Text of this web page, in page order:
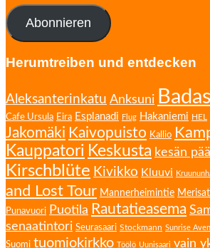
Adresse
Abonnieren
Herumtreiben und entdecken
Aleksanterinkatu Anksuni
Cafe Ursula Eira Esplanadi Flug Hakaniemi HEL
Jakomäki Kaivopuisto Kallio
Kauppatori Keskusta kesän
Kirschblüte Kivikko Kluuvi
and Lost Tour Mannerheimintie
Punavuori Puotila Rautatieasema
senaatintori Seurasaari Stockmann Sunrise
Suomi tuomiokirkko Töölö Uunisaari vain